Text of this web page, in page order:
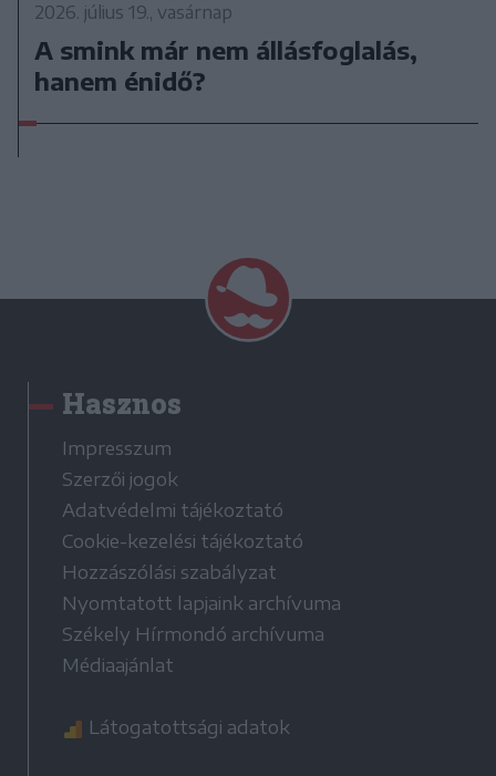
2026. július 19., vasárnap
A smink már nem állásfoglalás,
hanem énidő?
Hasznos
Impresszum
Szerzői jogok
Adatvédelmi tájékoztató
Cookie-kezelési tájékoztató
Hozzászólási szabályzat
Nyomtatott lapjaink archívuma
Székely Hírmondó archívuma
Médiaajánlat
Látogatottsági adatok